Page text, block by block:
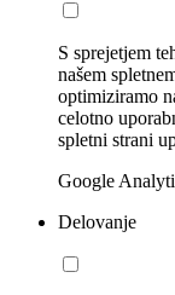
S sprejetjem
našem
optimiziramo
celotno
spletni strani
Google
Delovanje